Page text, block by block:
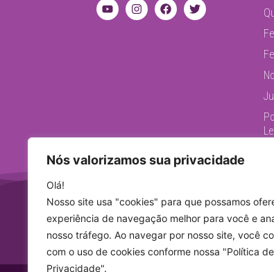
Nós valorizamos sua privacidade
Olá!
Nosso site usa "cookies" para que possamos
experiência de navegação melhor para você e
nosso tráfego. Ao navegar por nosso site, você
com o uso de cookies conforme nossa "Política de
Privacidade".